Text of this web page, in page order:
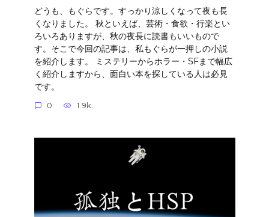
どうも、もぐらです。すっかり涼しくなって夜も長
くなりました。 秋といえば、芸術・食欲・行楽とい
ろいろありますが、秋の夜長に読書もいいもので
す。そこで今回の記事は、私もぐらが一押しの小説
を紹介します。 ミステリーからホラー・SFまで幅広
く紹介しますから、面白い本を探している人は必見
です。
0 1.9k.